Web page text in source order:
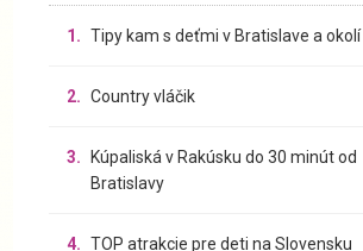
1. Tipy kam s deťmi v Bratislave a okolí
2. Country vláčik
3.
Kúpaliská v Rakúsku do 30 minút od
Bratislavy
4. TOP atrakcie pre deti na Slovensku